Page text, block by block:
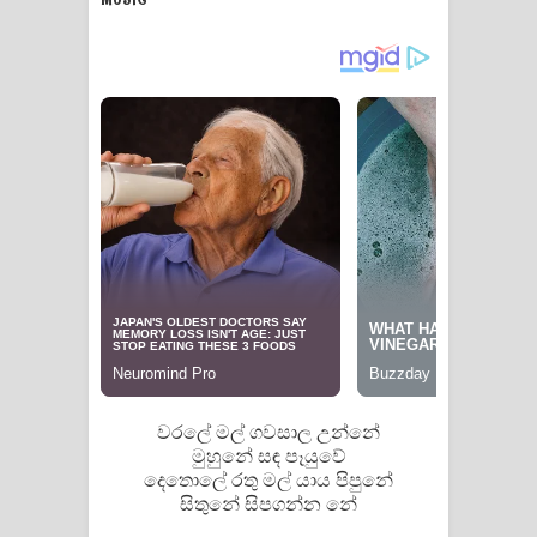
Raawaya Song Lyrics - රාවය ගීතයේ
Saddeta Denna Song Lyrics - සද්දෙට
දෙන්න ගීතයේ පද පෙළ
Kaalaya Song Lyrics - කාලය ගීතයේ පද
Aramuna Song Lyrics - අරමුණ ගීතයේ
පද පෙළ
Sandata Duka Hithila Song Lyrics -
සඳට දුක හිතිලා ගීතයේ පද පෙළ
වරලේ මල් ගවසාල උන්නේ
මුහුනේ සඳ පෑයුවේ
දෙතොලේ රතු මල් යාය පිපුනේ
සිතුනේ සිපගන්න නේ